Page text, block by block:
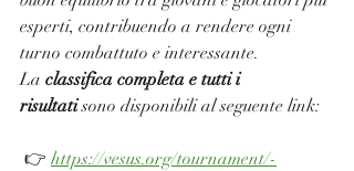
esperti, contribuendo a rendere ogni
turno combattuto e interessante.
La classifica completa e tutti i
risultati sono disponibili al seguente link:
👉 https://vesus.org/tournament/-